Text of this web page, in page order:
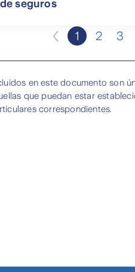
seguros
1 2
3
en este documento son
que puedan estar
correspondientes.